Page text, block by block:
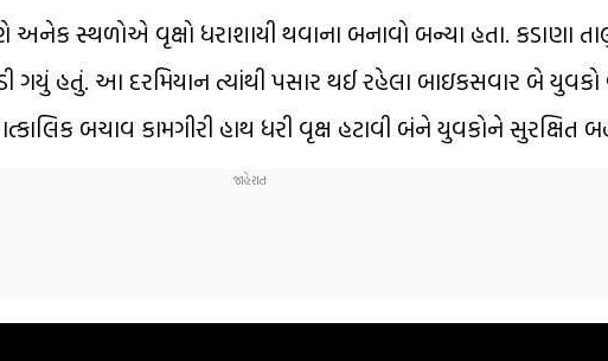
અનેક સ્થળોએ વૃક્ષો ધરાશાયી થવાના બનાવો બન્યા હતા. કડાણા
ગયું હતું. આ દરમિયાન ત્યાંથી પસાર થઈ રહેલા બાઇકસવાર બે
બચાવ કામગીરી હાથ ધરી વૃક્ષ હટાવી બંને યુવકોને સુરક્ષિત